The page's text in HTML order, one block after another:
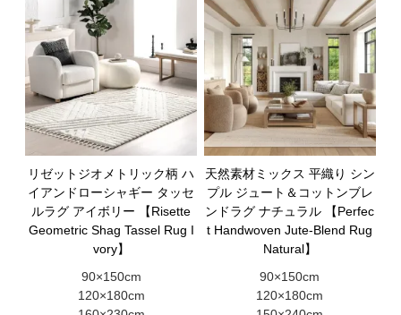
リゼットジオメトリック柄 ハ
イアンドローシャギー タッセ
ルラグ アイボリー 【Risette
Geometric Shag Tassel Rug I
vory】
90×150cm
120×180cm
天然素材ミックス 平織り シン
プル ジュート＆コットンブレ
ンドラグ ナチュラル 【Perfec
t Handwoven Jute-Blend Rug
Natural】
90×150cm
120×180cm